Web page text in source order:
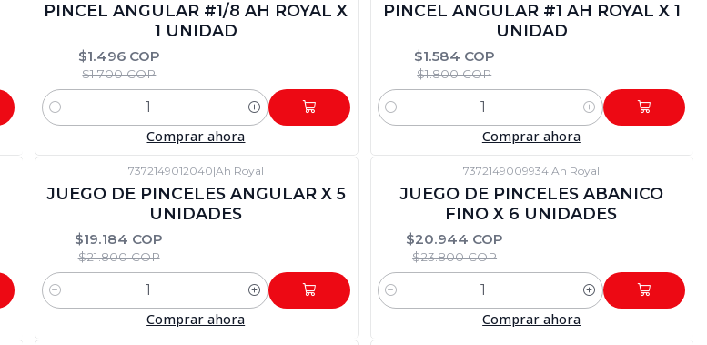
PINCEL ANGULAR #1/8 AH ROYAL X
1 UNIDAD
$1.496 COP
$1.700 COP
Cantidad
Comprar ahora
PINCEL ANGULAR #1 AH ROYAL X 1
UNIDAD
$1.584 COP
$1.800 COP
Cantidad
Comprar ahora
7372149012040|Ah Royal
JUEGO DE PINCELES ANGULAR X 5
UNIDADES
$19.184 COP
$21.800 COP
Cantidad
Comprar ahora
7372149009934|Ah Royal
JUEGO DE PINCELES ABANICO
FINO X 6 UNIDADES
$20.944 COP
$23.800 COP
Cantidad
Comprar ahora